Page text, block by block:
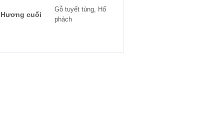
Hương cuối
Gỗ tuyết tùng, Hổ
phách